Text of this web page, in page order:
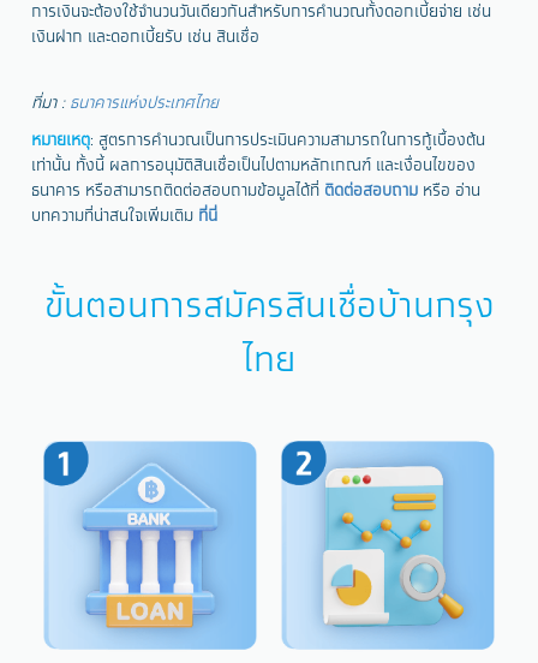
การเงินจะต้องใช้จำนวนวันเดียวกันสำหรับการคำนวณทั้งดอกเบี้ยจ่าย เช่น
เงินฝาก และดอกเบี้ยรับ เช่น สินเชื่อ
ที่มา : ธนาคารแห่งประเทศไทย
หมายเหตุ: สูตรการคำนวณเป็นการประเมินความสามารถในการกู้เบื้องต้น
เท่านั้น ทั้งนี้ ผลการอนุมัติสินเชื่อเป็นไปตามหลักเกณฑ์ และเงื่อนไขของ
ธนาคาร หรือสามารถติดต่อสอบถามข้อมูลได้ที่ ติดต่อสอบถาม หรือ อ่าน
บทความที่น่าสนใจเพิ่มเติม ที่นี่
ขั้นตอนการสมัครสินเชื่อบ้านกรุง
ไทย